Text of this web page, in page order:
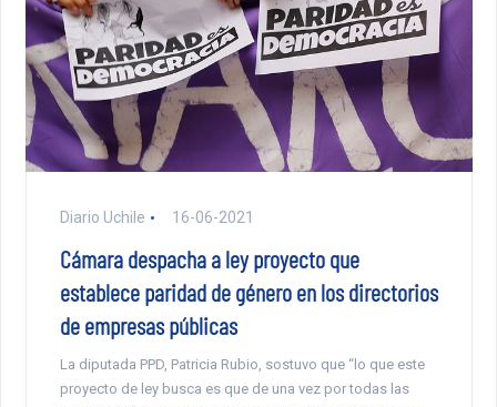
Diario Uchile 16-06-2021
Cámara despacha a ley proyecto que
establece paridad de género en los directorios
de empresas públicas
La diputada PPD, Patricia Rubio, sostuvo que “lo que este
proyecto de ley busca es que de una vez por todas las